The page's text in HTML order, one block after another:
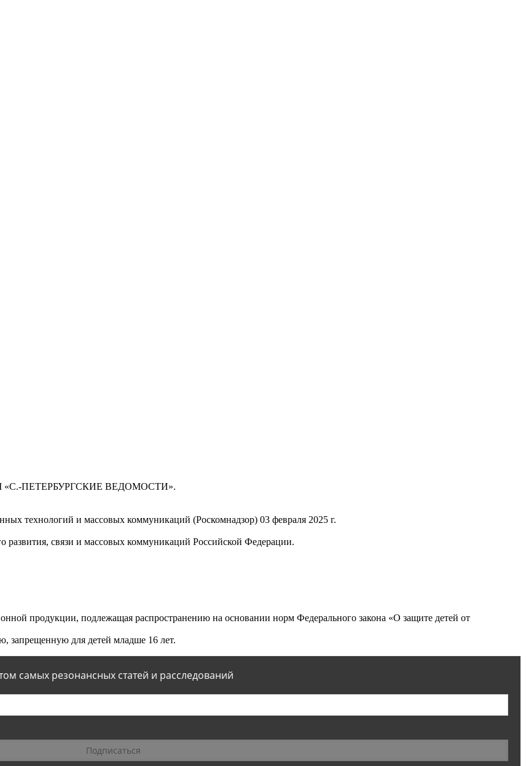
ПЕТЕРБУРГСКИЕ ВЕДОМОСТИ».
технологий и массовых коммуникаций (Роскомнадзор) 03 февраля 2025 г.
связи и массовых коммуникаций Российской Федерации.
продукции, подлежащая распространению на основании норм Федерального закона «О защите детей от
запрещенную для детей младше 16 лет.
самых резонансных статей и расследований